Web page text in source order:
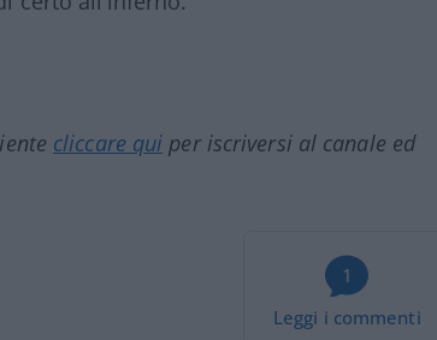
cliccare qui per iscriversi al canale ed
1
Leggi i commenti